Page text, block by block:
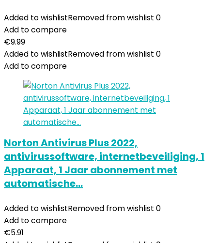
Added to wishlistRemoved from wishlist 0
Add to compare
€9.99
Added to wishlistRemoved from wishlist 0
Add to compare
Norton Antivirus Plus 2022,
antivirussoftware, internetbeveiliging, 1
Apparaat, 1 Jaar abonnement met
automatische…
Added to wishlistRemoved from wishlist 0
Add to compare
€5.91